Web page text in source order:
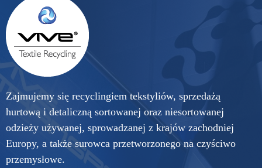
Zajmujemy się recyclingiem tekstyliów, sprzedażą
hurtową i detaliczną sortowanej oraz niesortowanej
odzieży używanej, sprowadzanej z krajów zachodniej
Europy, a także surowca przetworzonego na czyściwo
przemysłowe.